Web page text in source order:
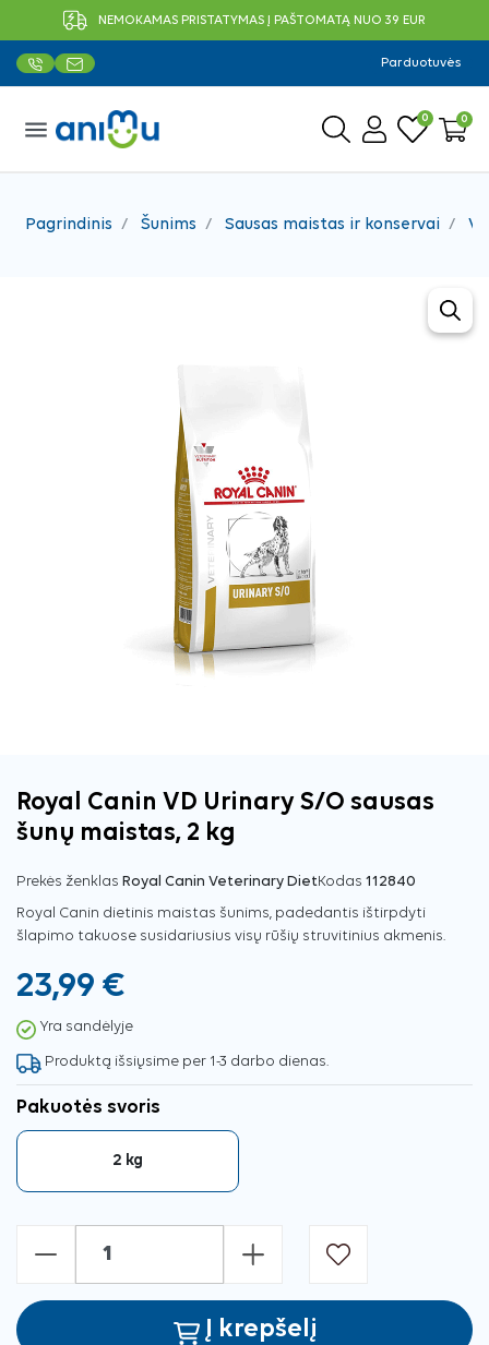
NEMOKAMAS PRISTATYMAS Į PAŠTOMATĄ NUO 39 EUR
Parduotuvės
menu 0 0
Pagrindinis Šunims Sausas maistas ir konservai
Royal Canin VD Urinary S/O sausas
šunų maistas, 2 kg
Prekės ženklas Royal Canin Veterinary DietKodas 112840
Royal Canin dietinis maistas šunims, padedantis ištirpdyti
šlapimo takuose susidariusius visų rūšių struvitinius akmenis.
23,99 €
Yra sandėlyje
Produktą išsiųsime per 1-3 darbo dienas.
Pakuotės svoris
2 kg
- +
Į krepšelį